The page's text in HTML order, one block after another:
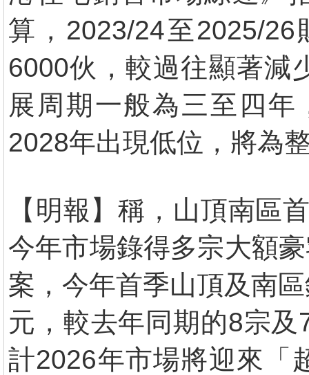
算，2023/24至2025/
6000伙，較過往顯著減
展周期一般為三至四
2028年出現低位，將為
【明報】稱，山頂南區
今年市場錄得多宗大額
案，今年首季山頂及南
元，較去年同期的8宗
計2026年市場將迎來「